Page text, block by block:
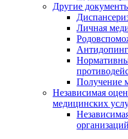
Другие
Личная
Получение
Независимая
медицинских
организаций